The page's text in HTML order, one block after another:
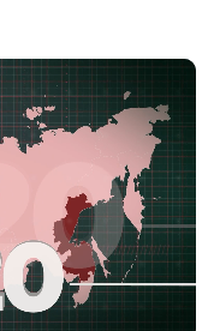
разведки»
имени
й московской